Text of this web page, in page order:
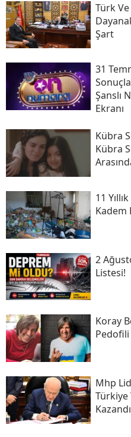
Türk Ve
Şart
31
Şanslı
Ekranı
Kübra
Kübra
11
Kadem
2
Listesi!
Koray
Pedofili
Mhp
Türkiye